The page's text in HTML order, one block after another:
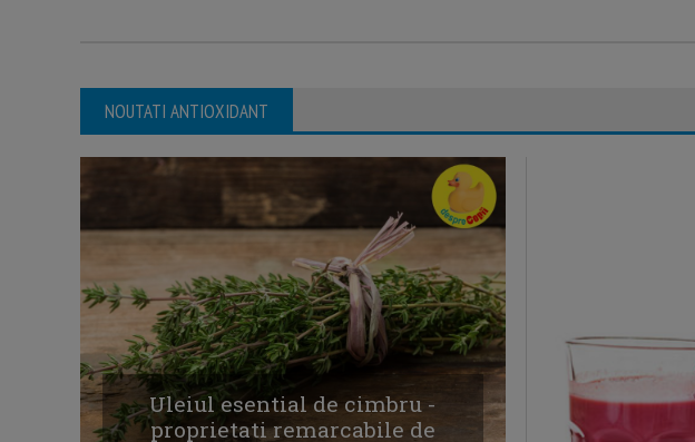
NOUTATI ANTIOXIDANT
Uleiul esential de cimbru -
proprietati remarcabile de